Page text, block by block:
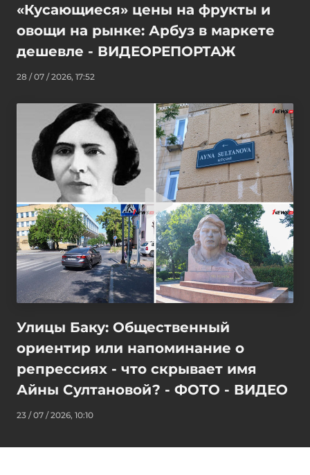
«Кусающиеся» цены на фрукты и
овощи на рынке: Арбуз в маркете
дешевле - ВИДЕОРЕПОРТАЖ
28 / 07 / 2026, 17:52
Улицы Баку: Общественный
ориентир или напоминание о
репрессиях - что скрывает имя
Айны Султановой? - ФОТО - ВИДЕО
23 / 07 / 2026, 10:10